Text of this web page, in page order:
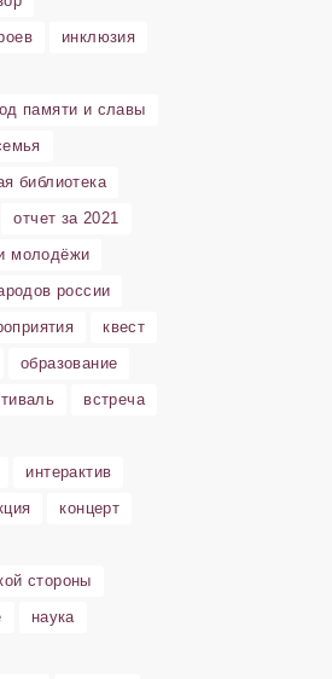
инклюзия
памяти и славы
библиотека
отчет за 2021
молодёжи
россии
квест
образование
встреча
интерактив
концерт
стороны
наука